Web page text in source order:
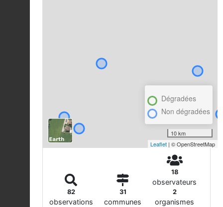
Dégradées
Non dégradées
10 km
Leaflet | © OpenStreetMap
82
observations
31
communes
18
observateurs
2
organismes